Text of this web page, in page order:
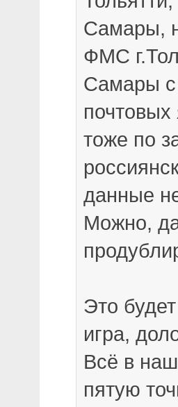
Самары,
ФМС
Самары с
почтовых
тоже по
данные
Можно,
Это
игра,
Всё в
пятую